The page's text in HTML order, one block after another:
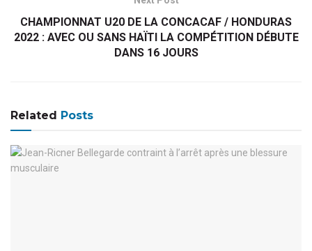
CHAMPIONNAT U20 DE LA CONCACAF / HONDURAS
2022 : AVEC OU SANS HAÏTI LA COMPÉTITION DÉBUTE
DANS 16 JOURS
Related Posts